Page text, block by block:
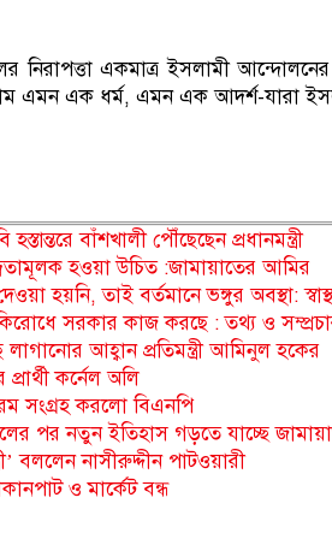
নিরাপত্তা একমাত্র ইসলামী আন্দোলনের
এমন এক ধর্ম, এমন এক আদর্শ-যারা
বাঁশখালী পৌঁছেছেন প্রধানমন্ত্রী
হওয়া উচিত :জামায়াতের আমির
হয়নি, তাই বর্তমানে ভঙ্গুর অবস্থা:
সরকার কাজ করছে : তথ্য ও সম্প্রচার
লাগানোর আহ্বান প্রতিমন্ত্রী আমিনুল হকের
কর্নেল অলি
সংগ্রহ করলো বিএনপি
পর নতুন ইতিহাস গড়তে যাচ্ছে
বললেন নাসীরুদ্দীন পাটওয়ারী
ও মার্কেট বন্ধ